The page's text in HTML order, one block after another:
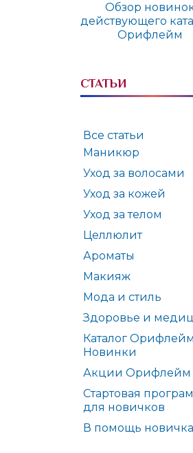
Обзор
действующего
Орифлейм
СТАТЬИ
Все статьи
Маникюр
Уход за волосами
Уход за кожей
Уход за телом
Целлюлит
Ароматы
Макияж
Мода и стиль
Здоровье и
Каталог
Новинки
Акции Орифлейм
Стартовая
для новичков
В помощь